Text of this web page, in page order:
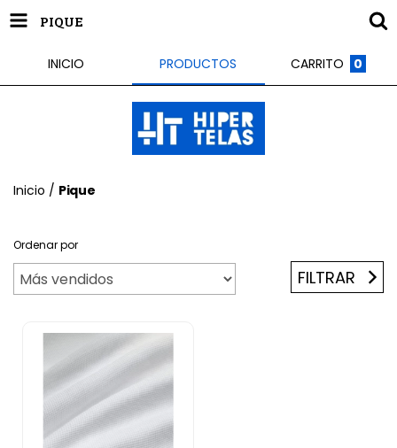
PIQUE
INICIO PRODUCTOS CARRITO 0
Inicio / Pique
Ordenar por
FILTRAR